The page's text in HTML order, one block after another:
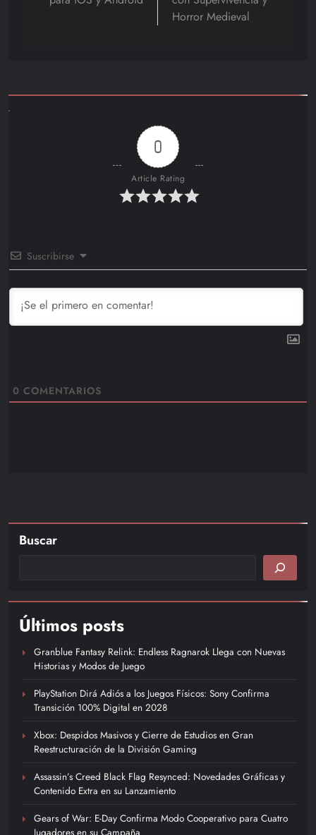
Horror Medieval
0
Article Rating
Suscribirse
0 COMENTARIOS
Buscar
Últimos posts
Granblue Fantasy Relink: Endless Ragnarok Llega con Nuevas
Historias y Modos de Juego
PlayStation Dirá Adiós a los Juegos Físicos: Sony Confirma
Transición 100% Digital en 2028
Xbox: Despidos Masivos y Cierre de Estudios en Gran
Reestructuración de la División Gaming
Assassin’s Creed Black Flag Resynced: Novedades Gráficas y
Contenido Extra en su Lanzamiento
Gears of War: E-Day Confirma Modo Cooperativo para Cuatro
Jugadores en su Campaña